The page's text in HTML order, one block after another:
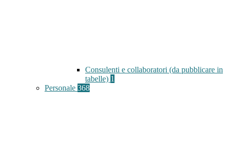
Consulenti e collaboratori (da pubblicare in
tabelle) 1
Personale 368